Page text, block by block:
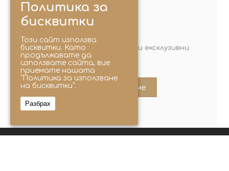
МЕСЕЧЕН БЮЛЕТИН
Идеи, трикове, сезонни рецепти и ексклузивни
оферти. Абонирай се сега!
Абонирайте ме
Политика за
бисквитки
Този сайт използва
бисквитки. Като
продължавате да
използвате сайта, вие
приемате нашата
“Политика за използване
на бисквитки”.
Разбрах